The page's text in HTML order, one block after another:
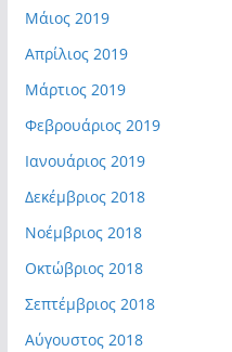
Μάιος 2019
Απρίλιος 2019
Μάρτιος 2019
Φεβρουάριος 2019
Ιανουάριος 2019
Δεκέμβριος 2018
Νοέμβριος 2018
Οκτώβριος 2018
Σεπτέμβριος 2018
Αύγουστος 2018